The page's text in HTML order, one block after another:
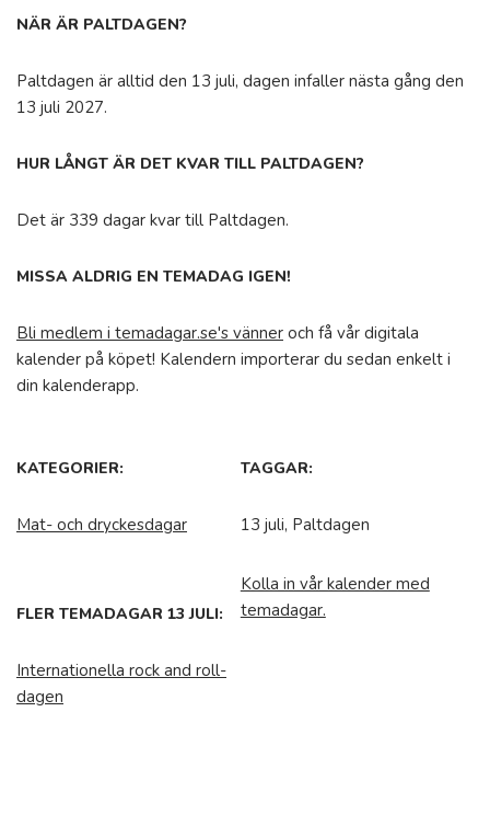
NÄR ÄR PALTDAGEN?
Paltdagen är alltid den 13 juli, dagen infaller nästa gång den
13 juli 2027.
HUR LÅNGT ÄR DET KVAR TILL PALTDAGEN?
Det är 339 dagar kvar till Paltdagen.
MISSA ALDRIG EN TEMADAG IGEN!
Bli medlem i temadagar.se's vänner och få vår digitala
kalender på köpet! Kalendern importerar du sedan enkelt i
din kalenderapp.
KATEGORIER:
Mat- och dryckesdagar
TAGGAR:
13 juli, Paltdagen
FLER TEMADAGAR 13 JULI:
Internationella rock and roll-
dagen
Kolla in vår kalender med
temadagar.